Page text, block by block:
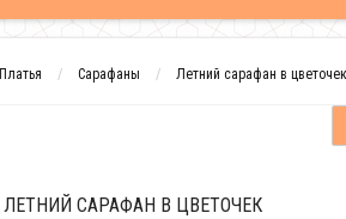
Платья Сарафаны Летний сарафан в цветочек
ЛЕТНИЙ САРАФАН В ЦВЕТОЧЕК